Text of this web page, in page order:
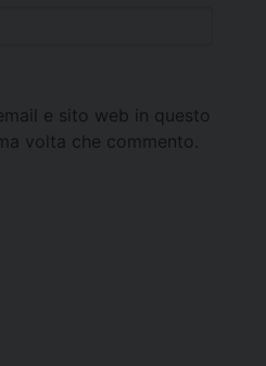
e sito web in questo
volta che commento.